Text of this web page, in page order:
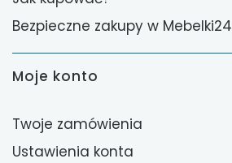
Bezpieczne zakupy w Mebelki24
Moje konto
Twoje zamówienia
Ustawienia konta